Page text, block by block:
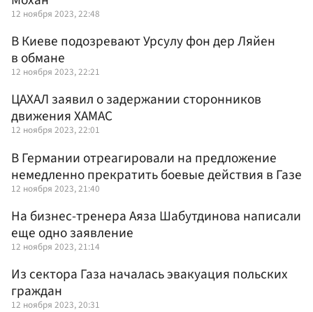
12 ноября 2023, 22:48
В Киеве подозревают Урсулу фон дер Ляйен
в обмане
12 ноября 2023, 22:21
ЦАХАЛ заявил о задержании сторонников
движения ХАМАС
12 ноября 2023, 22:01
В Германии отреагировали на предложение
немедленно прекратить боевые действия в Газе
12 ноября 2023, 21:40
На бизнес-тренера Аяза Шабутдинова написали
еще одно заявление
12 ноября 2023, 21:14
Из сектора Газа началась эвакуация польских
граждан
12 ноября 2023, 20:31